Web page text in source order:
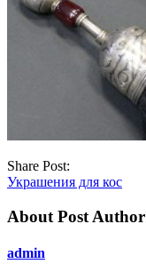
Share Post:
Украшения для кос
About Post Author
admin